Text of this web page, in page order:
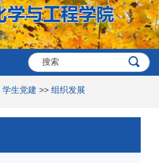
学生党建 >> 组织发展